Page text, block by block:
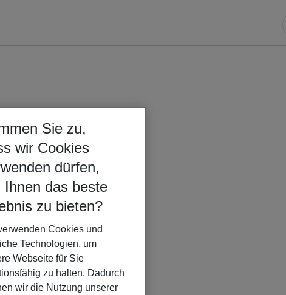
Sie zu,
wir Cookies
dürfen,
Ihnen das beste
zu bieten?
Cookies und
Technologien, um
Webseite für Sie
zu halten. Dadurch
wir die Nutzung unserer